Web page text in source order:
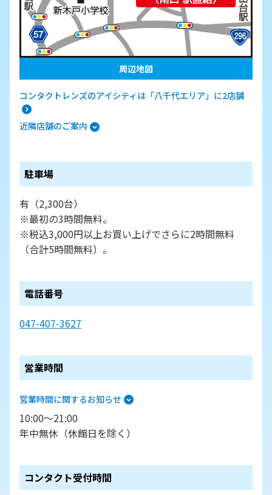
周辺地図
コンタクトレンズのアイシティは「八千代エリア」に2店舗
近隣店舗のご案内
駐車場
有（2,300台）
※最初の3時間無料。
※税込3,000円以上お買い上げでさらに2時間無料
（合計5時間無料）。
電話番号
047-407-3627
営業時間
営業時間に関するお知らせ
10:00～21:00
年中無休（休館日を除く）
コンタクト受付時間